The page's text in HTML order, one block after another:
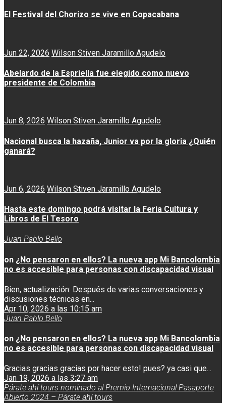
El Festival del Chorizo se vive en Copacabana
Jun 22, 2026 Wilson Stiven Jaramillo Agudelo
Abelardo de la Espriella fue elegido como nuevo
presidente de Colombia
Jun 8, 2026 Wilson Stiven Jaramillo Agudelo
Nacional busca la hazaña, Junior va por la gloria ¿Quién
ganará?
Jun 6, 2026 Wilson Stiven Jaramillo Agudelo
Hasta este domingo podrá visitar la Feria Cultura y
Libros de El Tesoro
Juan Pablo Bello
on ¿No pensaron en ellos? La nueva app Mi Bancolombia
no es accesible para personas con discapacidad visual
Bien, actualización: Después de varias conversaciones y
discusiones técnicas en...
Apr 10, 2026 a las 10:15 am
Juan Pablo Bello
on ¿No pensaron en ellos? La nueva app Mi Bancolombia
no es accesible para personas con discapacidad visual
Gracias gracias gracias por hacer esto! pues? ya casi que...
Jan 19, 2026 a las 3:27 am
Párate ahí tours nominado al Premio Internacional Pasaporte
Abierto 2024 – Párate ahí tours